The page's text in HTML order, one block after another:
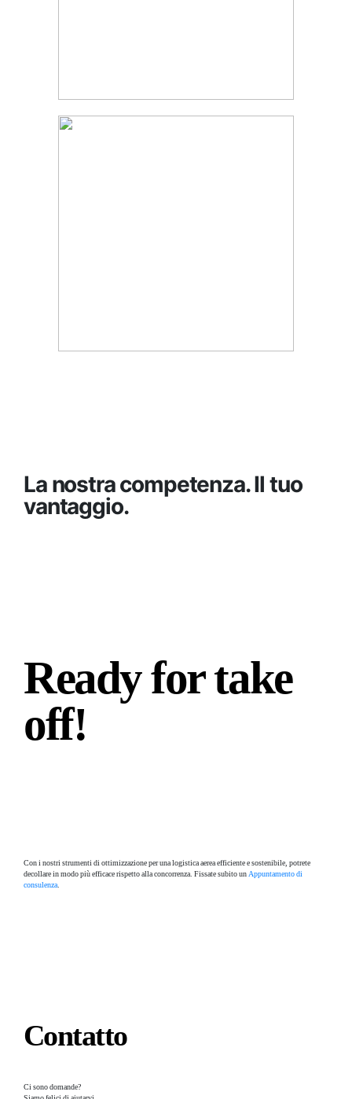
La nostra competenza. Il tuo
vantaggio.
Ready for take
off!
Con i nostri strumenti di ottimizzazione per una logistica aerea efficiente e sostenibile, potrete
decollare in modo più efficace rispetto alla concorrenza. Fissate subito unAppuntamento di
consulenza.
Contatto
Ci sono domande?